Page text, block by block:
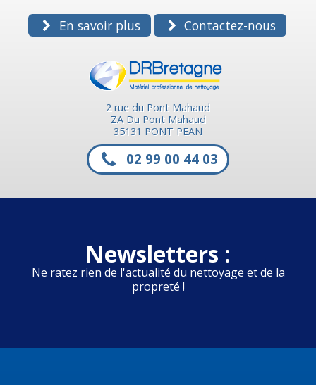
En savoir plus Contactez-nous
2 rue du Pont Mahaud
ZA Du Pont Mahaud
35131 PONT PEAN
02 99 00 44 03
Newsletters :
Ne ratez rien de l'actualité du nettoyage et de la
propreté !